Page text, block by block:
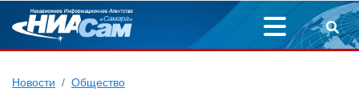
Новости Общество